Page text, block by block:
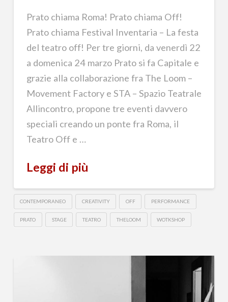
Prato chiama Roma! Prato chiama Off!
Prato chiama Festival Inventaria – La festa
del teatro off! Per tre giorni, da venerdì 22
a domenica 24 marzo Prato si fa Capitale e
grazie alla collaborazione fra The Loom –
Movement Factory e STA – Spazio Teatrale
Allincontro, propone tre eventi davvero
speciali creando un ponte fra Roma, il
Teatro Off e …
Leggi di più
CONTEMPORANEO CREATIVITY OFF PERFORMANCE
PRATO STAGE TEATRO THELOOM WOTKSHOP